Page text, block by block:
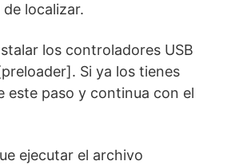
localizar.
los controladores USB
Si ya los tienes
este paso y continua con el
ejecutar el archivo